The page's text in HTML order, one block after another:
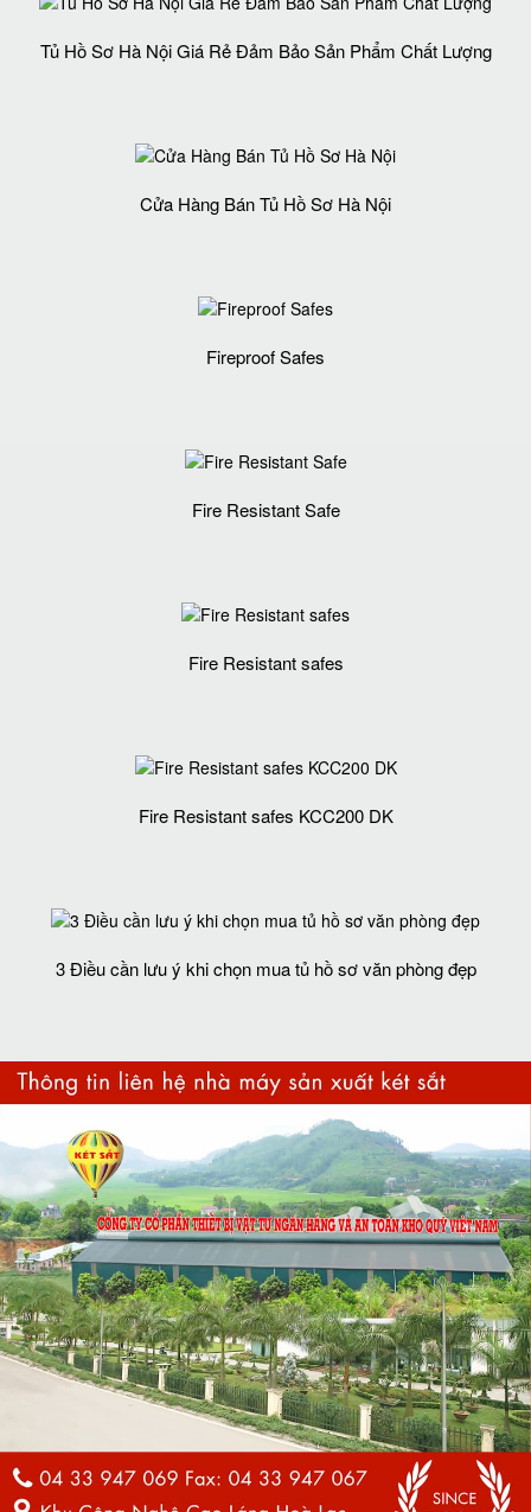
Tủ Hồ Sơ Hà Nội Giá Rẻ Đảm Bảo Sản Phẩm Chất Lượng‎
Cửa Hàng Bán Tủ Hồ Sơ Hà Nội
Fireproof Safes
Fire Resistant Safe
Fire Resistant safes
Fire Resistant safes KCC200 DK
3 Điều cần lưu ý khi chọn mua tủ hồ sơ văn phòng đẹp